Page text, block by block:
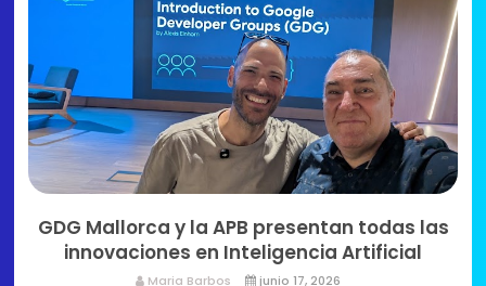
GDG Mallorca y la APB presentan todas las
innovaciones en Inteligencia Artificial
Maria Barbos junio 17, 2026